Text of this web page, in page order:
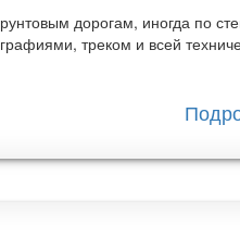
дорогам, иногда по
треком и всей